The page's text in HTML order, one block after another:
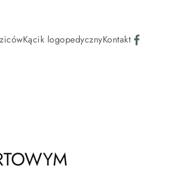
Kącik logopedycznyKontakt